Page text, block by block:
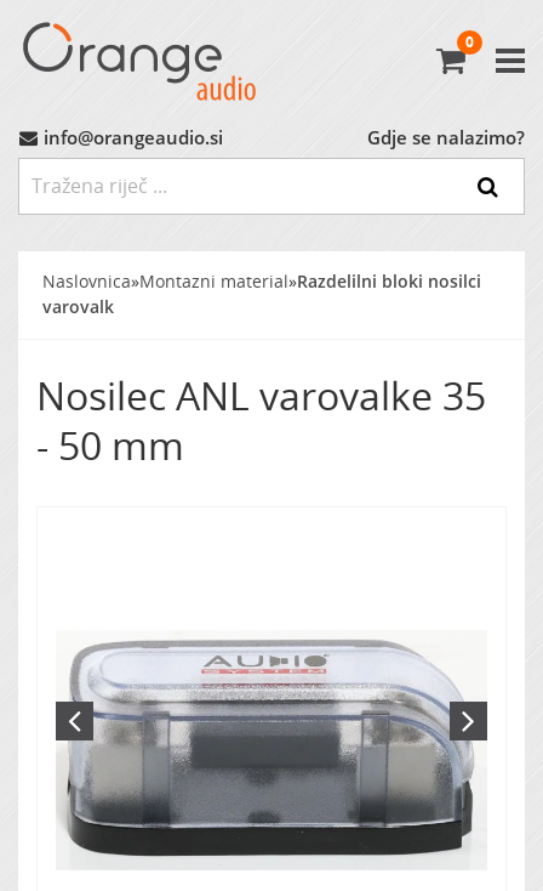
Avtoradio
Avtozvočniki
Nizkotonci
Montažni Material
0
info@orangeaudio.si Gdje se nalazimo?
Naslovnica»Montazni material»Razdelilni bloki nosilci
varovalk
Nosilec ANL varovalke 35
- 50 mm